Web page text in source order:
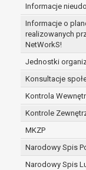
Informacje
Informacje o
realizowanych
NetWorkS!
Jednostki
Konsultacje
Kontrola
Kontrole
MKZP
Narodowy Spis
Narodowy Spis
przypadku
danych po
czasu
Ponadto w
dane
umowy o
danego
W